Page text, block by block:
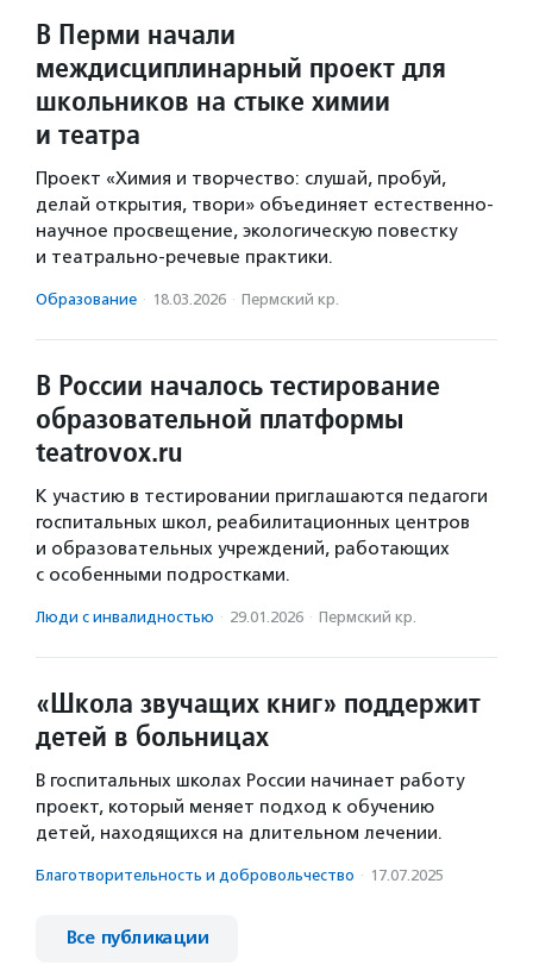
В Перми начали
междисциплинарный проект для
школьников на стыке химии
и театра
Проект «Химия и творчество: слушай, пробуй,
делай открытия, твори» объединяет естественно-
научное просвещение, экологическую повестку
и театрально-речевые практики.
Образование · 18.03.2026 · Пермский кр.
В России началось тестирование
образовательной платформы
teatrovox.ru
К участию в тестировании приглашаются педагоги
госпитальных школ, реабилитационных центров
и образовательных учреждений, работающих
с особенными подростками.
Люди с инвалидностью · 29.01.2026 · Пермский кр.
«Школа звучащих книг» поддержит
детей в больницах
В госпитальных школах России начинает работу
проект, который меняет подход к обучению
детей, находящихся на длительном лечении.
Благотвори­тель­ность и доброволь­чест­во · 17.07.2025
Все публикации